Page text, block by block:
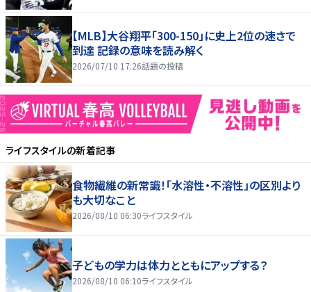
【MLB】大谷翔平「300-150」に史上2位の速さで
到達 記録の意味を読み解く
2026/07/10 17:26話題の投稿
ライフスタイルの新着記事
食物繊維の新常識！「水溶性・不溶性」の区別より
も大切なこと
2026/08/10 06:30ライフスタイル
子どもの学力は体力とともにアップする？
2026/08/10 06:10ライフスタイル